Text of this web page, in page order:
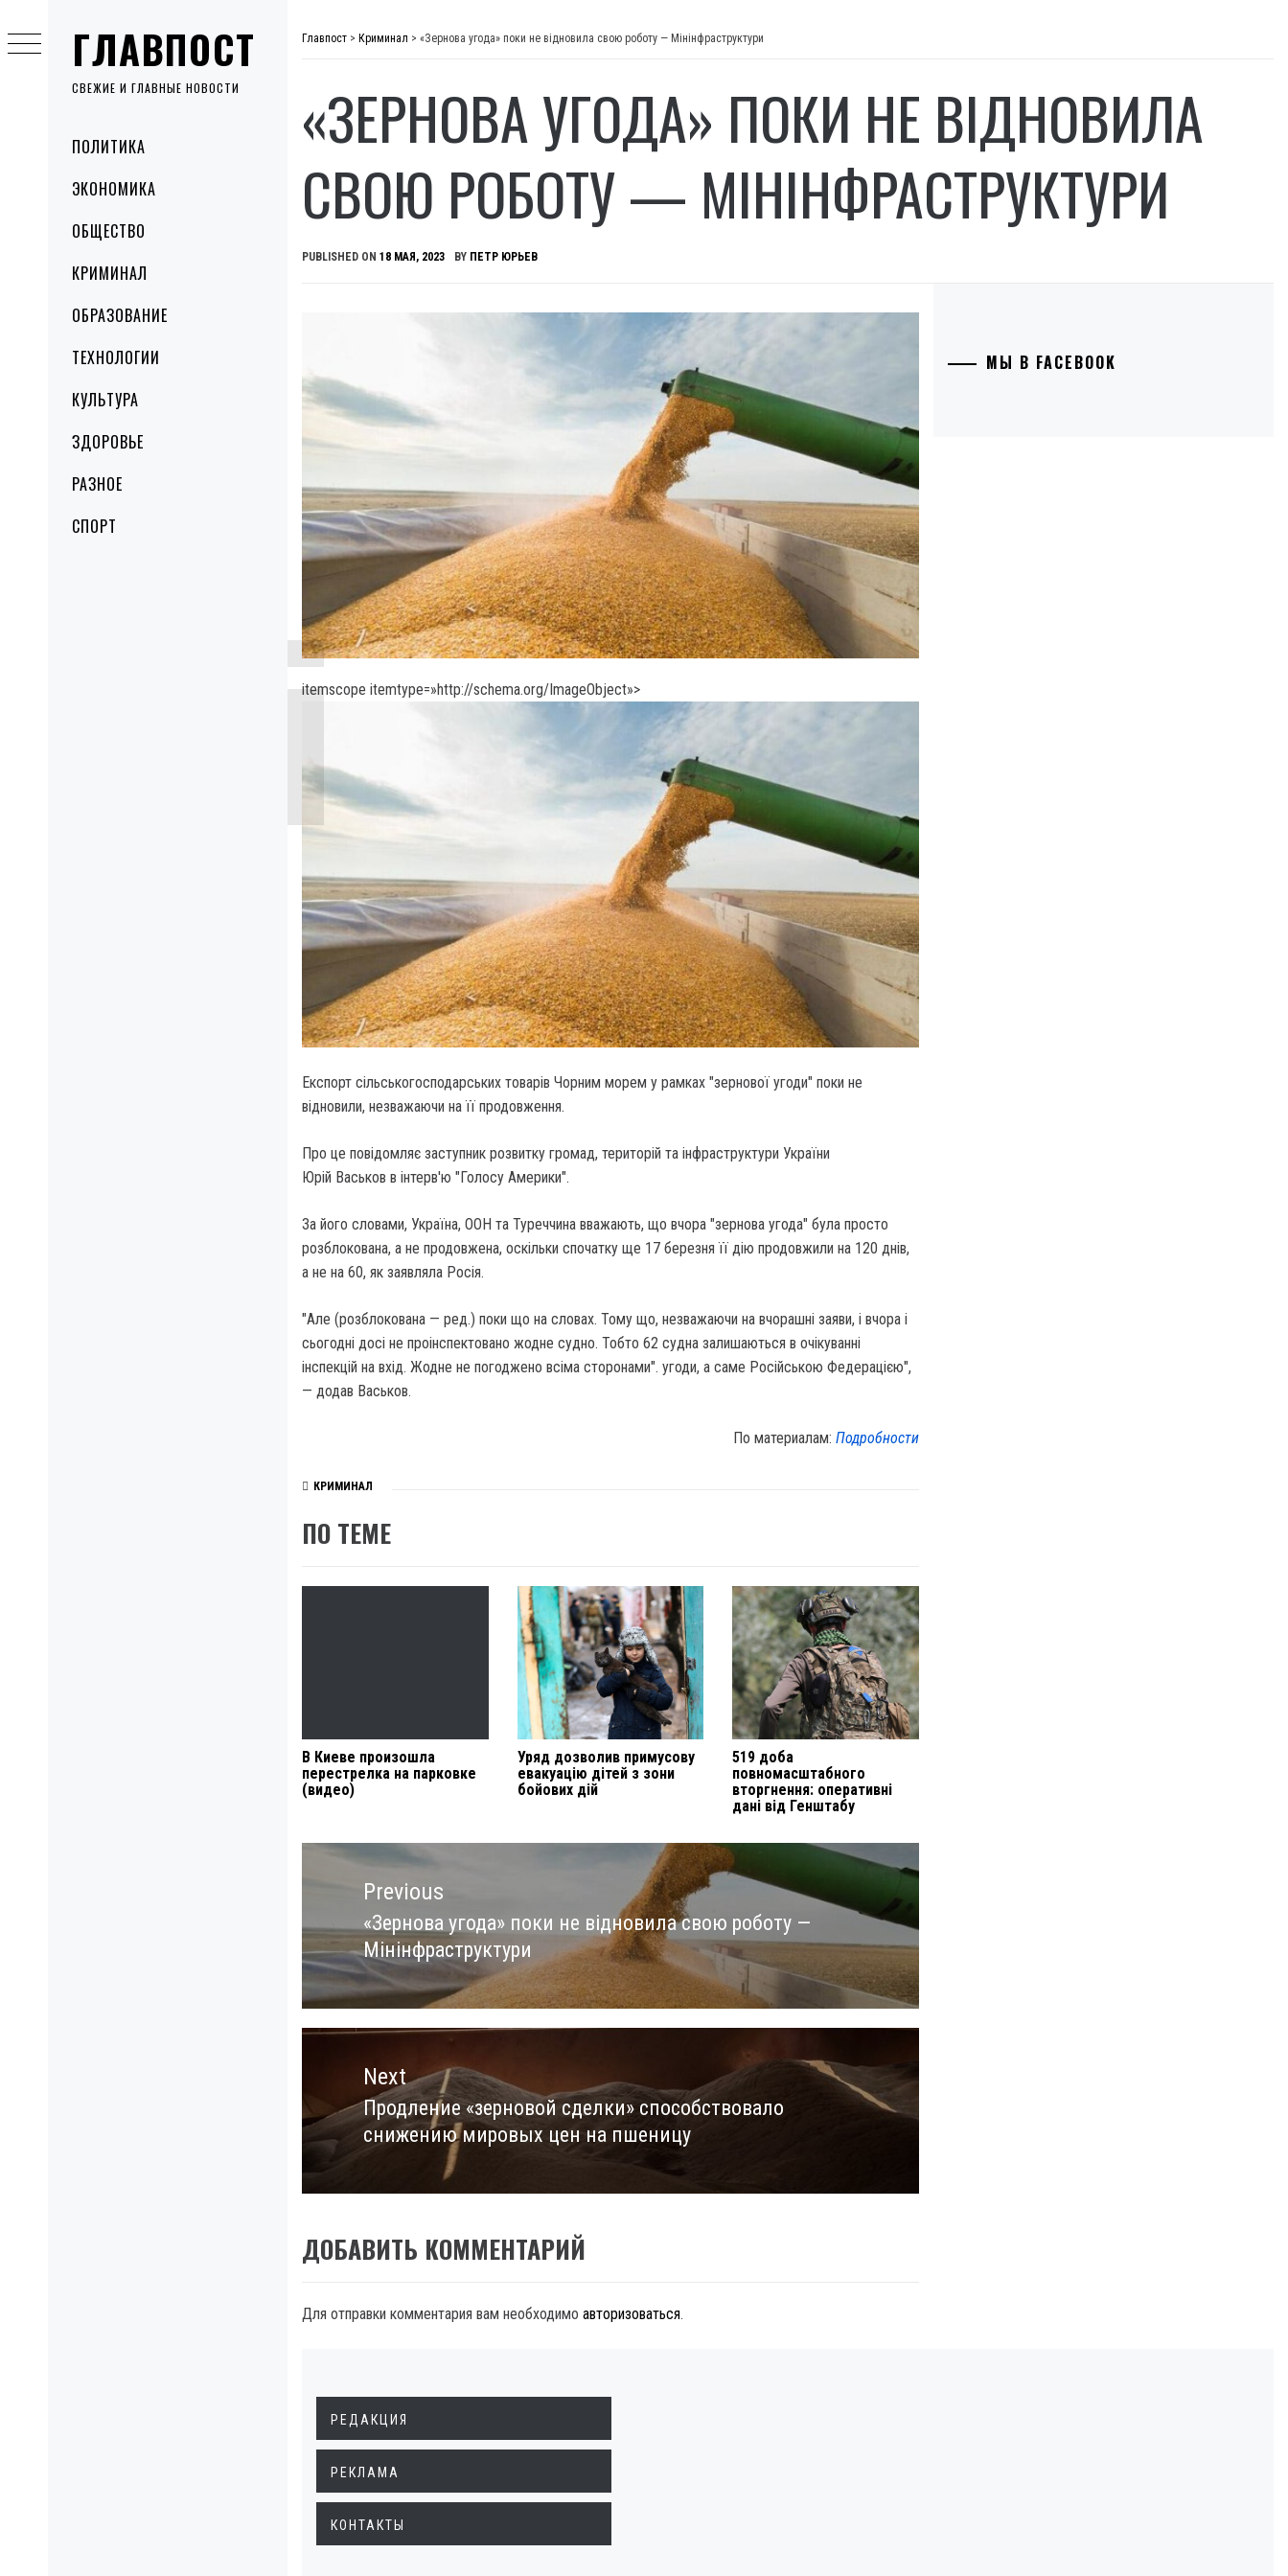
ГЛАВПОСТ
СВЕЖИЕ И ГЛАВНЫЕ НОВОСТИ
MenuПОЛИТИКА
ЭКОНОМИКА
ОБЩЕСТВО
КРИМИНАЛ
ОБРАЗОВАНИЕ
ТЕХНОЛОГИИ
КУЛЬТУРА
ЗДОРОВЬЕ
РАЗНОЕ
СПОРТ
to
content
Главпост > Криминал > «Зернова угода» поки не відновила свою роботу — Мінінфраструктури
«ЗЕРНОВА УГОДА» ПОКИ НЕ ВІДНОВИЛА
СВОЮ РОБОТУ — МІНІНФРАСТРУКТУРИ
PUBLISHED ON 18 МАЯ, 2023 BY ПЕТР ЮРЬЕВ
itemscope itemtype=»http://schema.org/ImageObject»>
Експорт сільськогосподарських товарів Чорним морем у рамках "зернової угоди" поки не
відновили, незважаючи на її продовження.
Про це повідомляє заступник розвитку громад, територій та інфраструктури України
Юрій Васьков в інтерв'ю "Голосу Америки".
За його словами, Україна, ООН та Туреччина вважають, що вчора "зернова угода" була просто
розблокована, а не продовжена, оскільки спочатку ще 17 березня її дію продовжили на 120 днів,
а не на 60, як заявляла Росія.
"Але (розблокована — ред.) поки що на словах. Тому що, незважаючи на вчорашні заяви, і вчора і
сьогодні досі не проінспектовано жодне судно. Тобто 62 судна залишаються в очікуванні
інспекцій на вхід. Жодне не погоджено всіма сторонами". угоди, а саме Російською Федерацією",
— додав Васьков.
По материалам:Подробности
КРИМИНАЛ
ПО ТЕМЕ
В Киеве произошла
перестрелка на парковке
(видео)
Уряд дозволив примусову
евакуацію дітей з зони
бойових дій
519 доба
повномасштабного
вторгнення: оперативні
дані від Генштабу
Навигация
записямPrevious
Previous
post:
«Зернова угода» поки не відновила свою роботу —
Мінінфраструктури
Next
Next
post:
Продление «зерновой сделки» способствовало
снижению мировых цен на пшеницу
ДОБАВИТЬ КОММЕНТАРИЙ
Для отправки комментария вам необходимо авторизоваться.
МЫ В FACEBOOK
РЕДАКЦИЯ
РЕКЛАМА
КОНТАКТЫ